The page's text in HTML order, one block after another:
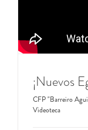
¡Nuevos
CFP "Barreiro
Videoteca